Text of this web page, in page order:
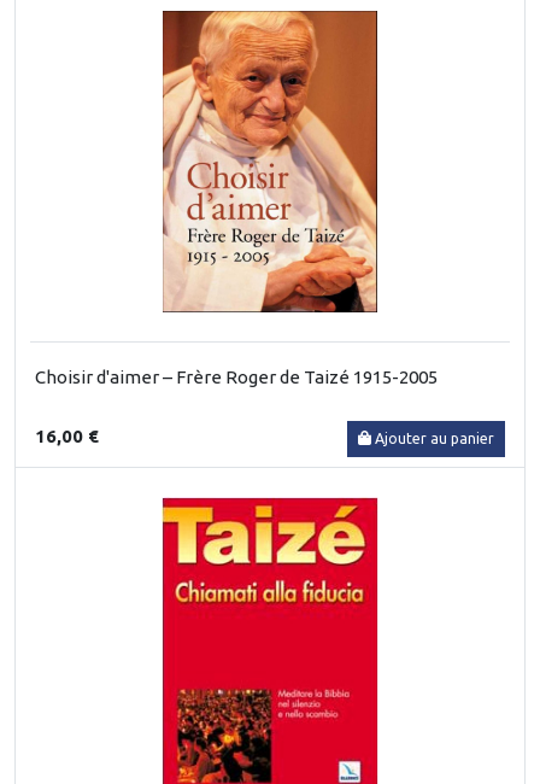
Choisir d'aimer – Frère Roger de Taizé 1915-2005
16,00 € Ajouter au panier